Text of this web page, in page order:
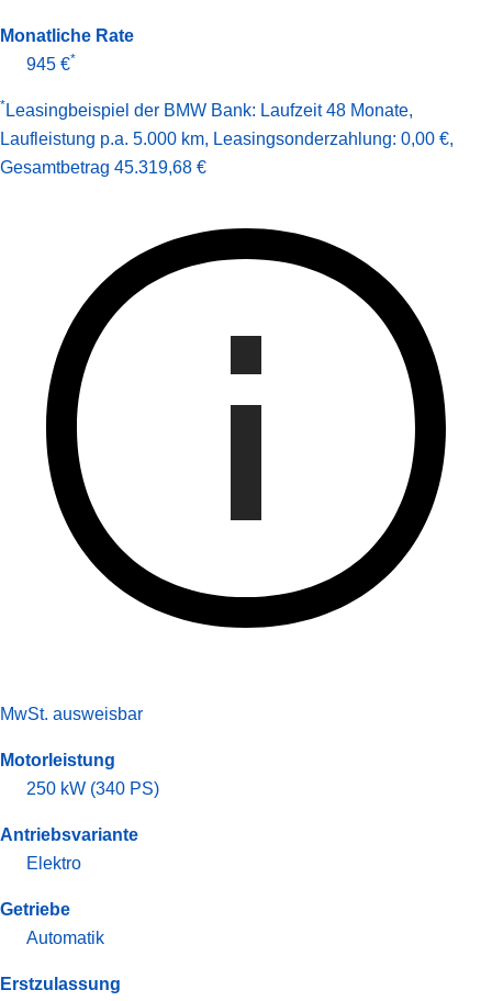
Monatliche Rate
945 €*
* Leasingbeispiel der BMW Bank: Laufzeit 48 Monate,
Laufleistung p.a. 5.000 km, Leasingsonderzahlung: 0,00 €,
Gesamt­betrag 45.319,68 €
MwSt. ausweisbar
Motorleistung
250 kW (340 PS)
Antriebsvariante
Elektro
Getriebe
Automatik
Erstzulassung